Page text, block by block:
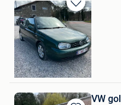
Bewaren
in
Mijn
Favorieten
RéVo Amnezz
Dinant
VW